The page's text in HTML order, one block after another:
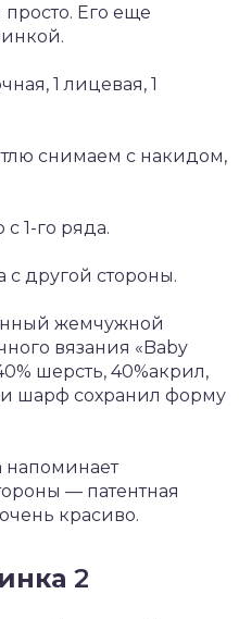
Его еще
1 лицевая, 1
снимаем с накидом,
1-го ряда.
с другой стороны.
жемчужной
вязания «Baby
шерсть, 40%акрил,
шарф сохранил форму
напоминает
— патентная
красиво.
2